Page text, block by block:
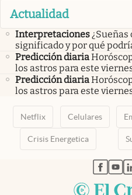
Actualidad
Interpretaciones¿Sueñas
significado y por qué
Predicción diaria
los astros para este
Predicción diaria
los astros para este
Netflix Celulares
Crisis Energetica
abre